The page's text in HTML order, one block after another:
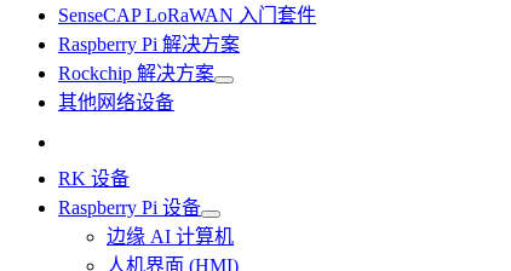
SenseCAP LoRaWAN 入门套件
Raspberry Pi 解决方案
Rockchip 解决方案
其他网络设备
RK 设备
Raspberry Pi 设备
边缘 AI 计算机
人机界面 (HMI)